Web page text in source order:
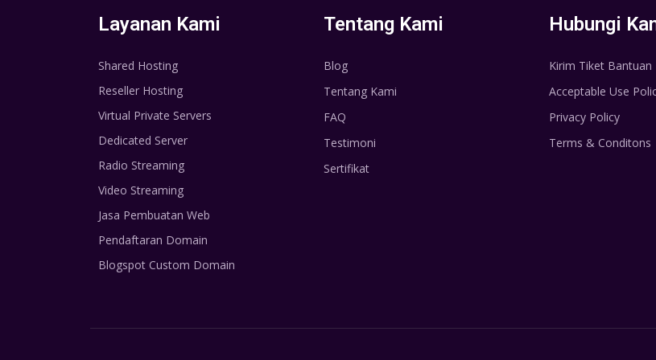
Layanan Kami
Shared Hosting
Reseller Hosting
Virtual Private Servers
Dedicated Server
Radio Streaming
Video Streaming
Jasa Pembuatan Web
Pendaftaran Domain
Blogspot Custom Domain
Tentang Kami
Blog
Tentang Kami
FAQ
Testimoni
Sertifikat
Hubungi
Kirim Tiket Bantuan
Acceptable Use
Privacy Policy
Terms & Conditons